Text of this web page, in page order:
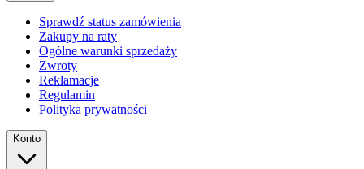
Sprawdź status zamówienia
Zakupy na raty
Ogólne warunki sprzedaży
Zwroty
Reklamacje
Regulamin
Polityka prywatności
Konto